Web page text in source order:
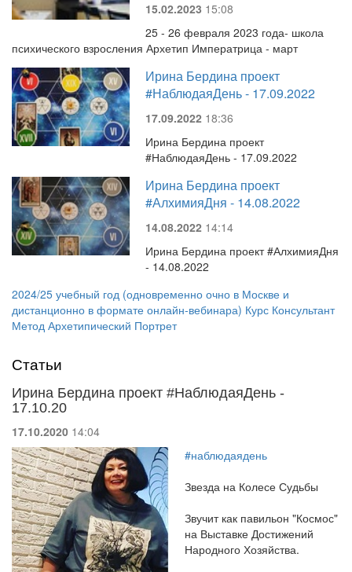
15.02.2023 15:08
25 - 26 февраля 2023 года- школа
психического взросления Архетип Императрица - март
Ирина Бердина проект
#НаблюдаяДень - 17.09.2022
17.09.2022 18:36
Ирина Бердина проект
#НаблюдаяДень - 17.09.2022
Ирина Бердина проект
#АлхимияДня - 14.08.2022
14.08.2022 14:14
Ирина Бердина проект #АлхимияДня
- 14.08.2022
2024/25 учебный год (одновременно очно в Москве и
дистанционно в формате онлайн-вебинара) Курс Консультант
Метод Архетипический Портрет
Статьи
Ирина Бердина проект #НаблюдаяДень -
17.10.20
17.10.2020 14:04
#наблюдаядень
Звезда на Колесе Судьбы
Звучит как павильон "Космос"
на Выставке Достижений
Народного Хозяйства.